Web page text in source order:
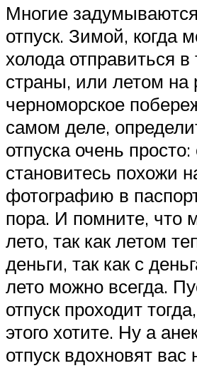
Многие
отпуск. Зимой, когда
холода отправиться
страны, или летом на
черноморское
самом деле,
отпуска очень
становитесь похожи
фотографию в
пора. И помните, что
лето, так как летом
деньги, так как с
лето можно всегда.
отпуск проходит
этого хотите. Ну а
отпуск вдохновят вас